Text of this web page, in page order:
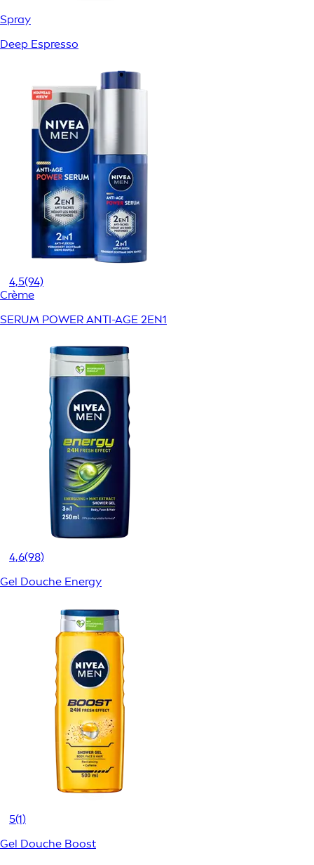
Spray
Deep Espresso
4,5(94)
Crème
SERUM POWER ANTI-AGE 2EN1
4,6(98)
Gel Douche Energy
5(1)
Gel Douche Boost